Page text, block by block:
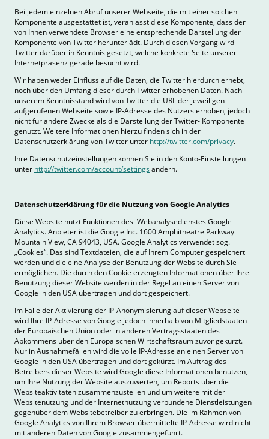
Bei jedem einzelnen Abruf unserer Webseite, die mit einer solchen
Komponente ausgestattet ist, veranlasst diese Komponente, dass der
von Ihnen verwendete Browser eine entsprechende Darstellung der
Komponente von Twitter herunterlädt. Durch diesen Vorgang wird
Twitter darüber in Kenntnis gesetzt, welche konkrete Seite unserer
Internetpräsenz gerade besucht wird.
Wir haben weder Einfluss auf die Daten, die Twitter hierdurch erhebt,
noch über den Umfang dieser durch Twitter erhobenen Daten. Nach
unserem Kenntnisstand wird von Twitter die URL der jeweiligen
aufgerufenen Webseite sowie IP-Adresse des Nutzers erhoben, jedoch
nicht für andere Zwecke als die Darstellung der Twitter- Komponente
genutzt. Weitere Informationen hierzu finden sich in der
Datenschutzerklärung von Twitter unter http://twitter.com/privacy.
Ihre Datenschutzeinstellungen können Sie in den Konto-Einstellungen
unter http://twitter.com/account/settings ändern.
Datenschutzerklärung für die Nutzung von Google Analytics
Diese Website nutzt Funktionen des Webanalysedienstes Google
Analytics. Anbieter ist die Google Inc. 1600 Amphitheatre Parkway
Mountain View, CA 94043, USA. Google Analytics verwendet sog.
„Cookies“. Das sind Textdateien, die auf Ihrem Computer gespeichert
werden und die eine Analyse der Benutzung der Website durch Sie
ermöglichen. Die durch den Cookie erzeugten Informationen über Ihre
Benutzung dieser Website werden in der Regel an einen Server von
Google in den USA übertragen und dort gespeichert.
Im Falle der Aktivierung der IP-Anonymisierung auf dieser Webseite
wird Ihre IP-Adresse von Google jedoch innerhalb von Mitgliedstaaten
der Europäischen Union oder in anderen Vertragsstaaten des
Abkommens über den Europäischen Wirtschaftsraum zuvor gekürzt.
Nur in Ausnahmefällen wird die volle IP-Adresse an einen Server von
Google in den USA übertragen und dort gekürzt. Im Auftrag des
Betreibers dieser Website wird Google diese Informationen benutzen,
um Ihre Nutzung der Website auszuwerten, um Reports über die
Websiteaktivitäten zusammenzustellen und um weitere mit der
Websitenutzung und der Internetnutzung verbundene Dienstleistungen
gegenüber dem Websitebetreiber zu erbringen. Die im Rahmen von
Google Analytics von Ihrem Browser übermittelte IP-Adresse wird nicht
mit anderen Daten von Google zusammengeführt.